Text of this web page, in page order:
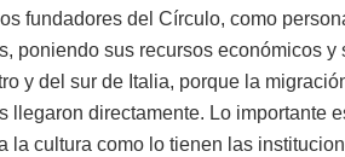
fundadores del Círculo, como
poniendo sus recursos económicos
y del sur de Italia, porque la
llegaron directamente. Lo importante
la cultura como lo tienen las